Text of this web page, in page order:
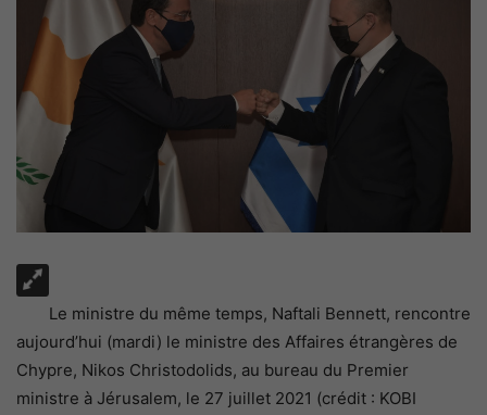
Le ministre du même temps, Naftali Bennett, rencontre
aujourd’hui (mardi) le ministre des Affaires étrangères de
Chypre, Nikos Christodolids, au bureau du Premier
ministre à Jérusalem, le 27 juillet 2021 (crédit : KOBI